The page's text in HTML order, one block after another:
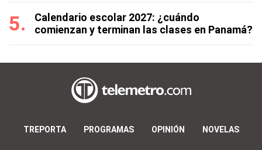
Calendario escolar 2027: ¿cuándo
comienzan y terminan las clases en Panamá?
TREPORTA PROGRAMAS OPINIÓN NOVELAS